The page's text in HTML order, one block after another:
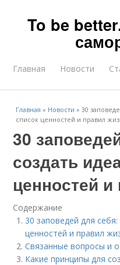
To be
Главная Новости
Главная » Новости »30
список ценностей и правил
30
создать
ценностей
Содержание
30 заповедей для
ценностей и правил
Связанные вопросы и
Какие принципы для